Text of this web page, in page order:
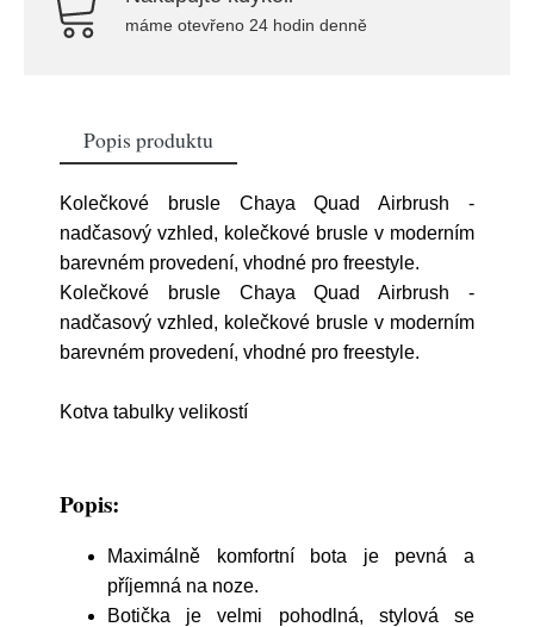
máme otevřeno 24 hodin denně
Popis produktu
Kolečkové brusle Chaya Quad Airbrush -
nadčasový vzhled, kolečkové brusle v moderním
barevném provedení, vhodné pro freestyle.
Kolečkové brusle Chaya Quad Airbrush -
nadčasový vzhled, kolečkové brusle v moderním
barevném provedení, vhodné pro freestyle.
Kotva tabulky velikostí
Popis:
Maximálně komfortní bota je pevná a
příjemná na noze.
Botička je velmi pohodlná, stylová se